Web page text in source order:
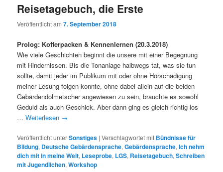
Reisetagebuch, die Erste
Veröffentlicht am7. September 2018
Prolog: Kofferpacken & Kennenlernen (20.3.2018)
Wie viele Geschichten beginnt die unsere mit einer Begegnung
mit Hindernissen. Bis die Tonanlage halbwegs tat, was sie tun
sollte, damit jeder im Publikum mit oder ohne Hörschädigung
meiner Lesung folgen konnte, ohne dabei allein auf die beiden
Gebärdendolmetscher angewiesen zu sein, brauchte es sowohl
Geduld als auch Geschick. Aber dann ging es gleich richtig los
…Weiterlesen →
Veröffentlicht unterSonstiges |Verschlagwortet mit Bündnisse für
Bildung, Deutsche Gebärdensprache,Gebärdensprache,Ich nehm
dich mit in meine Welt, Leseprobe, LGS, Reisetagebuch,Schreiben
mit Jugendlichen,Workshop